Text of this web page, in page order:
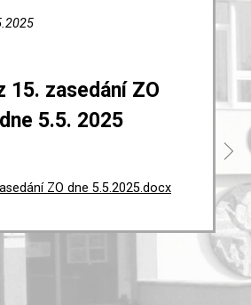
15. zasedání ZO
5.5. 2025
ZO dne 5.5.2025.docx